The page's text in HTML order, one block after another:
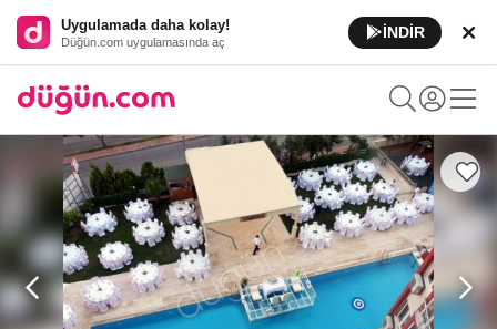
Uygulamada daha kolay!
Düğün.com uygulamasında aç
İNDİR